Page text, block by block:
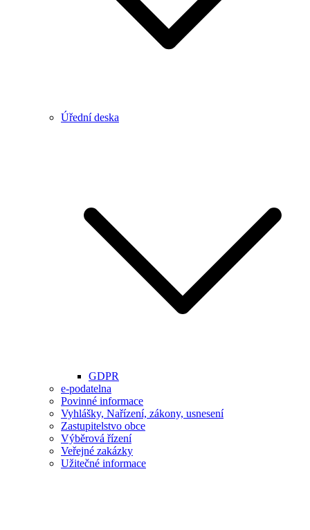
Úřední deska
GDPR
e-podatelna
Povinné informace
Vyhlášky, Nařízení, zákony, usnesení
Zastupitelstvo obce
Výběrová řízení
Veřejné zakázky
Užitečné informace